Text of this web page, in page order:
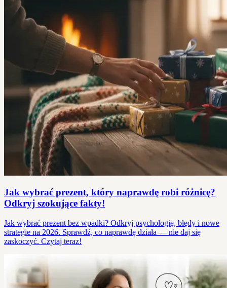
Jak wybrać prezent, który naprawdę robi różnicę?
Odkryj szokujące fakty!
Jak wybrać prezent bez wpadki? Odkryj psychologię, błędy i nowe
strategie na 2026. Sprawdź, co naprawdę działa — nie daj się
zaskoczyć. Czytaj teraz!